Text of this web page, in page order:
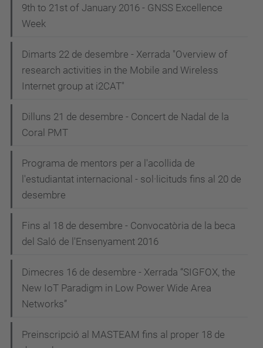
9th to 21st of January 2016 - GNSS Excellence
Week
Dimarts 22 de desembre - Xerrada "Overview of
research activities in the Mobile and Wireless
Internet group at i2CAT"
Dilluns 21 de desembre - Concert de Nadal de la
Coral PMT
Programa de mentors per a l'acollida de
l'estudiantat internacional - sol·licituds fins al 20 de
desembre
Fins al 18 de desembre - Convocatòria de la beca
del Saló de l'Ensenyament 2016
Dimecres 16 de desembre - Xerrada “SIGFOX, the
New IoT Paradigm in Low Power Wide Area
Networks”
Preinscripció al MASTEAM fins al proper 18 de